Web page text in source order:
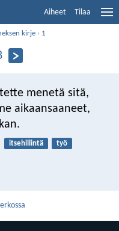
Aiheet Tilaa
kirje › 1
menetä sitä,
aikaansaaneet,
itsehillintä työ